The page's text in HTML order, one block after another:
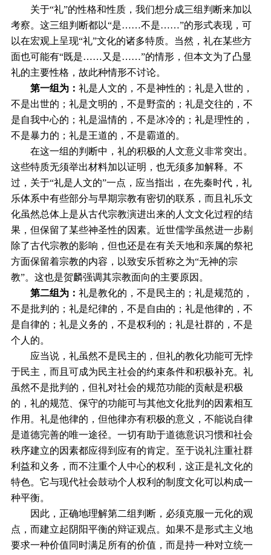
关于“礼”的性格和性质，我们想分成三组判断来加以
考察。这三组判断都以“是……不是……”的形式表现，可
以在宏观上呈现“礼”文化的诸多特质。当然，礼在某些方
面也可能有“既是……又是……”的情形，但本文为了凸显
礼的主要性格，故此种情形不讨论。
第一组为： 礼是人文的，不是神性的；礼是入世的，
不是出世的；礼是文明的，不是野蛮的；礼是交往的，不
是自我中心的；礼是温情的，不是冰冷的；礼是理性的，
不是暴力的；礼是王道的，不是霸道的。
在这一组的判断中，礼的积极的人文意义非常突出。
这些特质无须举出材料加以证明，也无须多加解释。不
过，关于“礼是人文的”一点，应当指出，在先秦时代，礼
乐体系中有些部分与早期宗教有密切的联系，而且礼乐文
化虽然总体上是从古代宗教演进出来的人文文化过程的结
果，但保留了某些神圣性的因素。近世儒学虽然进一步剔
除了古代宗教的影响，但也还是在有关天地和亲属的祭祀
方面保留着宗教的内容，以致安乐哲称之为“无神的宗
教”。这也是贺麟强调其宗教面向的主要原因。
第二组为： 礼是教化的，不是民主的；礼是规范的，
不是批判的；礼是纪律的，不是自由的；礼是他律的，不
是自律的；礼是义务的，不是权利的；礼是社群的，不是
个人的。
应当说，礼虽然不是民主的，但礼的教化功能可无悖
于民主，而且可成为民主社会的约束条件和积极补充。礼
虽然不是批判的，但礼对社会的规范功能的贡献是积极
的，礼的规范、保守的功能可与其他文化批判的因素相互
作用。礼是他律的，但他律亦有积极的意义，不能说自律
是道德完善的唯一途径。一切有助于道德意识习惯和社会
秩序建立的因素都应得到应有的肯定。至于说礼注重社群
利益和义务，而不注重个人中心的权利，这正是礼文化的
特色。它与现代社会鼓动个人权利的制度文化可以构成一
种平衡。
因此，正确地理解第二组判断，必须克服一元化的观
点，而建立起阴阳平衡的辩证观点。如果不是形式主义地
要求一种价值同时满足所有的价值，而是持一种对立统一